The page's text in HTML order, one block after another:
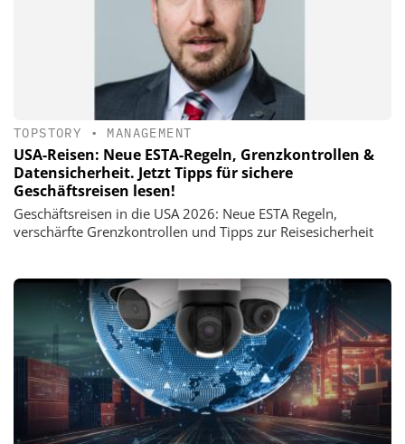
TOPSTORY • MANAGEMENT
USA-Reisen: Neue ESTA-Regeln, Grenzkontrollen &
Datensicherheit. Jetzt Tipps für sichere
Geschäftsreisen lesen!
Geschäftsreisen in die USA 2026: Neue ESTA Regeln,
verschärfte Grenzkontrollen und Tipps zur Reisesicherheit